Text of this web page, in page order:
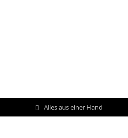
Alles aus einer Hand